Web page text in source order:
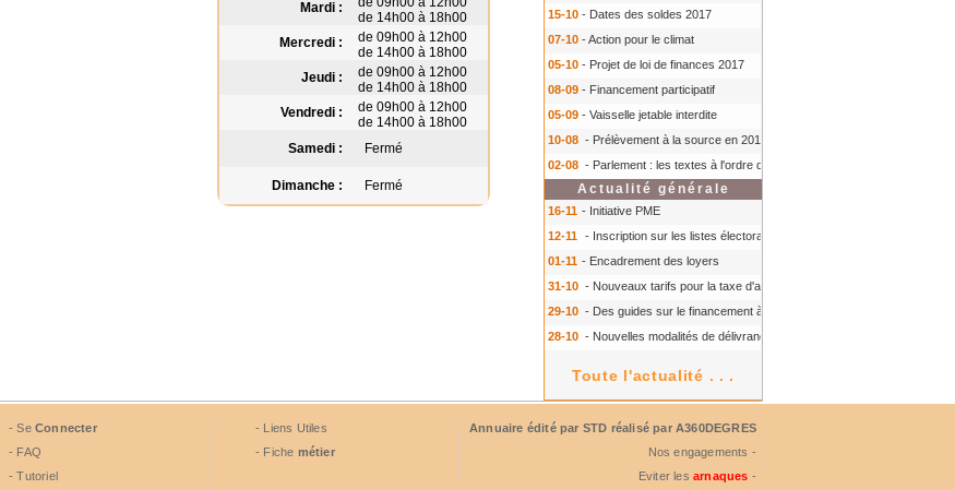
15-10 - Dates des soldes 2017
07-10 - Action pour le climat
05-10 - Projet de loi de finances 2017
08-09 - Financement participatif
05-09 - Vaisselle jetable interdite
10-08 - Prélèvement à la source en 2018
02-08 - Parlement : les textes à l'ordre du jour à l'automne 2016
Actualité générale
16-11 - Initiative PME
12-11 - Inscription sur les listes électorales : comment faire ?
01-11 - Encadrement des loyers
31-10 - Nouveaux tarifs pour la taxe d'aéroport
29-10 - Des guides sur le financement à court terme des TPE
28-10 - Nouvelles modalités de délivrance du Certiphyto
Toute l'actualité . . .
Mardi :
de 14h00 à 18h00
Mercredi :
de 09h00 à 12h00
de 14h00 à 18h00
Jeudi :
de 09h00 à 12h00
de 14h00 à 18h00
Vendredi :
de 09h00 à 12h00
de 14h00 à 18h00
Samedi :
Fermé
Dimanche : Fermé
- Se Connecter
- FAQ
- Tutoriel
- Liens Utiles
- Fiche métier
Annuaire édité par STD réalisé par A360DEGRES
Nos engagements -
Eviter les arnaques -